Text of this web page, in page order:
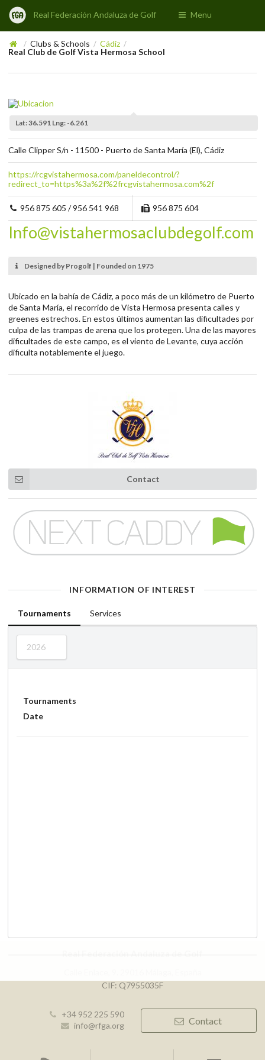
Real Federación Andaluza de Golf Menu
/ Clubs & Schools / Cádiz /
Real Club de Golf Vista Hermosa School
Lat: 36.591 Lng: -6.261
Calle Clipper S/n - 11500 - Puerto de Santa María (El), Cádiz
https://rcgvistahermosa.com/paneldecontrol/?
redirect_to=https%3a%2f%2frcgvistahermosa.com%2f
956 875 605 / 956 541 968 956 875 604
Info@vistahermosaclubdegolf.com
Designed by Progolf | Founded on 1975
Ubicado en la bahía de Cádiz, a poco más de un kilómetro de Puerto
de Santa María, el recorrido de Vista Hermosa presenta calles y
greenes estrechos. En estos últimos aumentan las dificultades por
culpa de las trampas de arena que los protegen. Una de las mayores
dificultades de este campo, es el viento de Levante, cuya acción
dificulta notablemente el juego.
Contact
INFORMATION OF INTEREST
Tournaments Services
2026
Tournaments
Date
Real Federación Andaluza de Golf
CIF: Q7955035F
+34 952 225 590
info@rfga.org
Contact